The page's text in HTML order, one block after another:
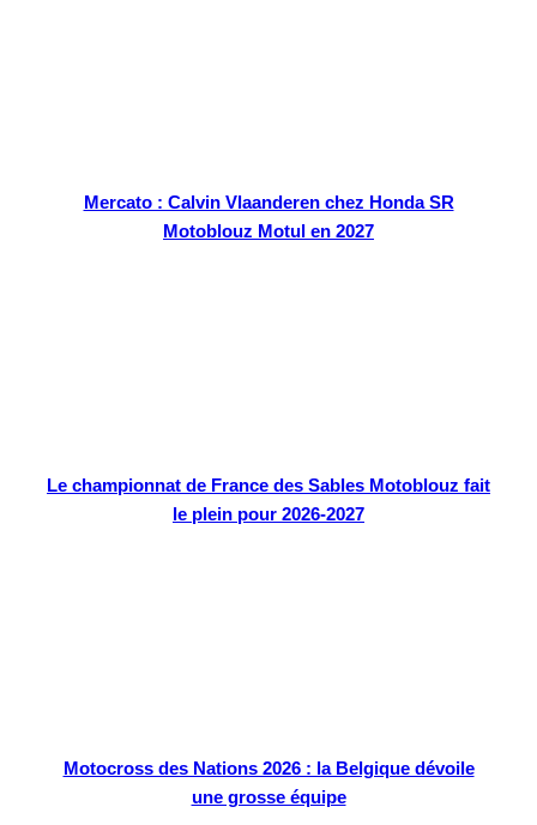
Mercato : Calvin Vlaanderen chez Honda SR
Motoblouz Motul en 2027
Le championnat de France des Sables Motoblouz fait
le plein pour 2026-2027
Motocross des Nations 2026 : la Belgique dévoile
une grosse équipe